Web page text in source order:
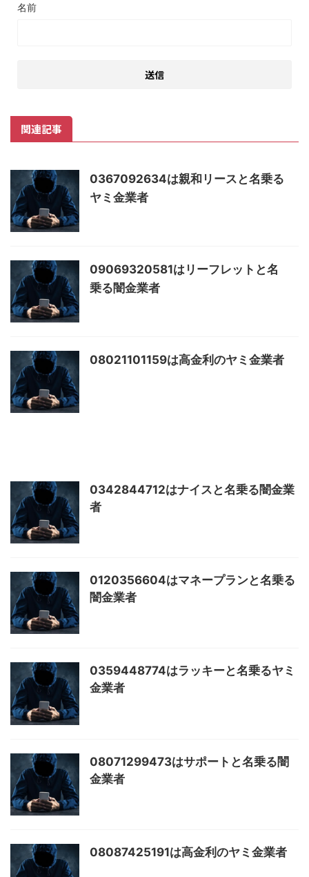
名前
関連記事
0367092634は親和リースと名乗る
ヤミ金業者
09069320581はリーフレットと名
乗る闇金業者
08021101159は高金利のヤミ金業者
0342844712はナイスと名乗る闇金業
者
0120356604はマネープランと名乗る
闇金業者
0359448774はラッキーと名乗るヤミ
金業者
08071299473はサポートと名乗る闇
金業者
08087425191は高金利のヤミ金業者